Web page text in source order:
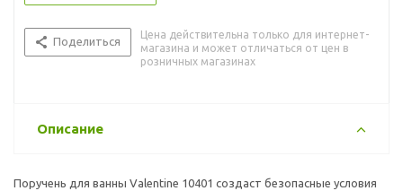
Поделиться
Цена действительна только для интернет-
магазина и может отличаться от цен в
розничных магазинах
Описание
Поручень для ванны Valentine 10401 создаст безопасные условия